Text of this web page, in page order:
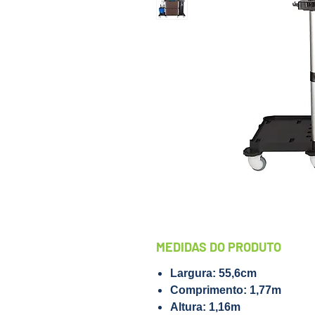
MEDIDAS DO PRODUTO
Largura: 55,6cm
Comprimento: 1,77m
Altura: 1,16m